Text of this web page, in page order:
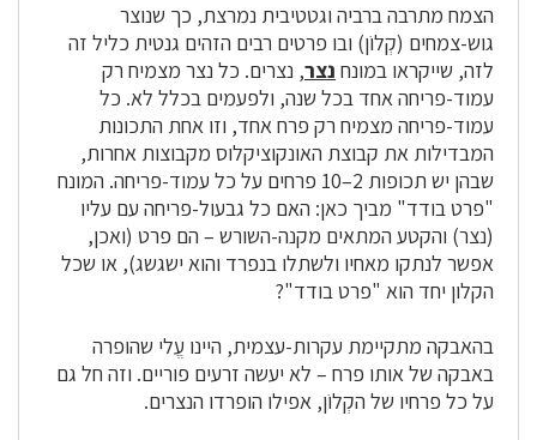
הצמח מתרבה ברביה וגטטיבית נמרצת, כך שנוצר
גוש-צמחים (קְלוֹן) ובו פרטים רבים הזהים גנטית כליל זה
לזה, שייקראו במונח נצר, נצרים. כל נצר מצמיח רק
עמוד-פריחה אחד בכל שנה, ולפעמים בכלל לא. כל
עמוד-פריחה מצמיח רק פרח אחד, וזו אחת התכונות
המבדילות את קבוצת האונקוציקלוס מקבוצות אחרות,
שבהן יש תכופות 2–10 פרחים על כל עמוד-פריחה. המונח
"פרט בודד" מביך כאן: האם כל גבעול-פריחה עם עליו
(נצר) והקטע המתאים מקנה-השורש – הם פרט (ואכן,
אפשר לנתקו מאחיו ולשתלו בנפרד והוא ישגשג), או שכל
הקלון יחד הוא "פרט בודד"?
בהאבקה מתקיימת עקרות-עצמית, היינו עֱלי שהופרה
באבקה של אותו פרח – לא יעשה זרעים פוריים. וזה חל גם
על כל פרחיו של הקְלוֹן, אפילו הופרדו הנצרים.